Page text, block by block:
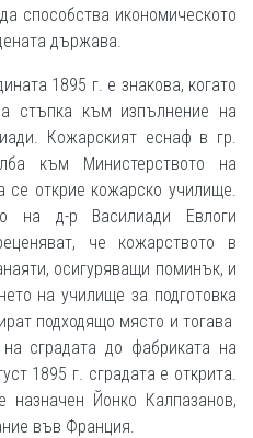
способства икономическото
държава.
1895 г. е знакова, когато
стъпка към изпълнение на
Кожарският еснаф в гр.
към Министерството на
се открие кожарско училище.
на д-р Василиади Евлоги
че кожарството в
осигуряващи поминък, и
на училище за подготовка
подходящо място и тогава
сградата до фабриката на
1895 г. сградата е открита.
Йонко Калпазанов,
във Франция.